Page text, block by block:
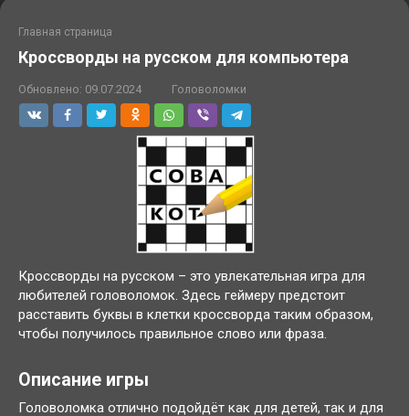
Главная страница
Кроссворды на русском для компьютера
Обновлено: 09.07.2024 Головоломки
Кроссворды на русском – это увлекательная игра для
любителей головоломок. Здесь геймеру предстоит
расставить буквы в клетки кроссворда таким образом,
чтобы получилось правильное слово или фраза.
Описание игры
Головоломка отлично подойдёт как для детей, так и для